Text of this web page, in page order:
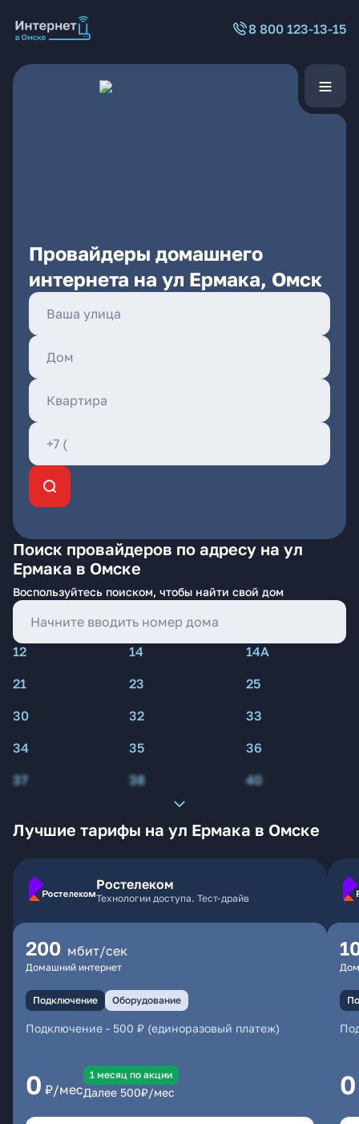
8 800 123-13-15
Провайдеры домашнего
интернета на ул Ермака, Омск
Поиск провайдеров по адресу на ул
Ермака в Омске
Воспользуйтесь поиском, чтобы найти свой дом
12 14
14А
21
23
25
30
32
33
34
35
36
37
38 40
Лучшие тарифы на ул Ермака в Омске
Ростелеком
Технологии доступа. Тест-драйв
200 мбит/сек
Домашний интернет
Подключение Оборудование
Подключение - 500 ₽ (единоразовый платеж)
0 ₽/мес
1 месяц по акции
Далее 500₽/мес 0